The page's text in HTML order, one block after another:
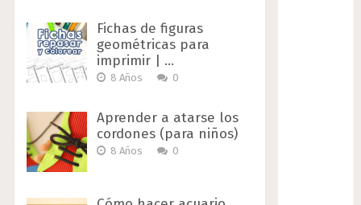
Fichas de figuras
geométricas para
imprimir | …
8 Años 0
Aprender a atarse los
cordones (para niños)
8 Años 0